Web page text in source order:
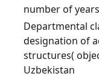
number of years
Departmental
designation of
structures(
Uzbekistan